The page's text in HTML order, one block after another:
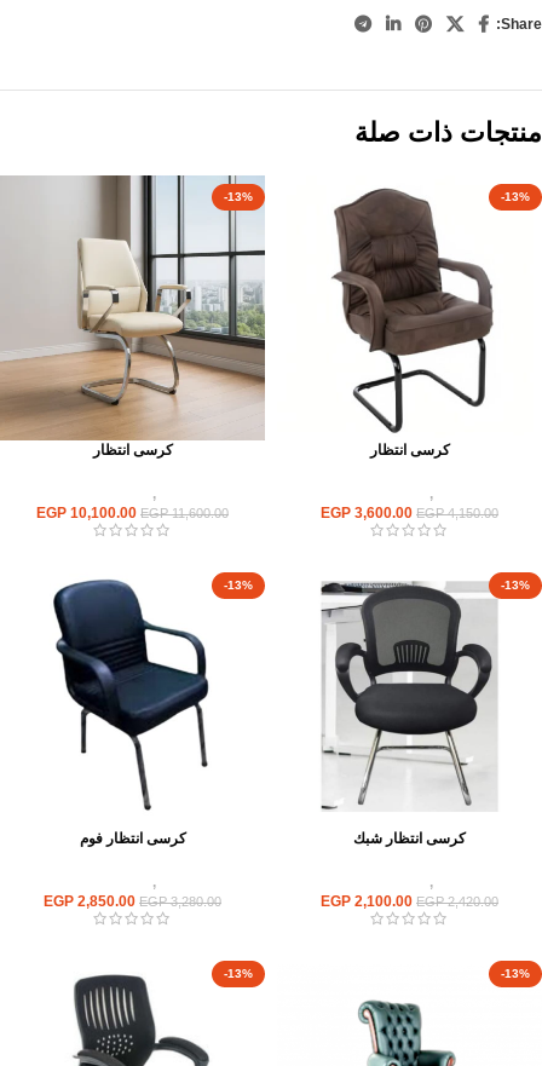
Share:
منتجات ذات صلة
-13%
كرسى انتظار
,
EGP4,150.00
EGP 3,600.00
-13%
كرسى انتظار
,
EGP11,600.00
EGP 10,100.00
-13%
كرسى انتظار شبك
,
EGP2,420.00
EGP 2,100.00
-13%
كرسى انتظار فوم
,
EGP3,280.00
EGP 2,850.00
-13%
-13%